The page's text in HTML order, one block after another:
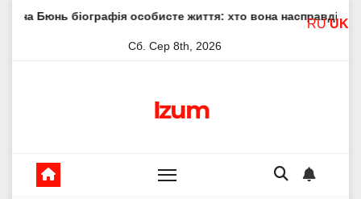
особисте життя: хто вона насправді Елена
Сб. Сер 8th, 2026
Izum
RU UK